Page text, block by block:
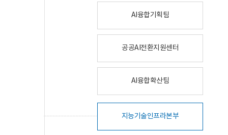
AI융합기획팀
공공AI전환지원센터
AI융합확산팀
지능기술인프라본부